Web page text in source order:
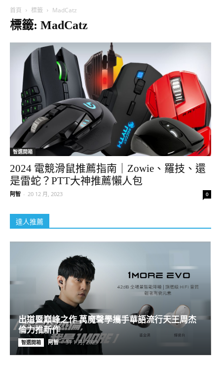
首頁 標籤 MadCatz
標籤: MadCatz
智選開箱
2024 電競滑鼠推薦指南｜Zowie、羅技、還
是雷蛇？PTT大神推薦懶人包
阿智 - 20 12 月, 2023 0
達人推薦
出道暨巔峰之作 萬魔聲學攜手華語流行天王周杰
倫力推新作
智選開箱 阿智 - 31 1 月, 2023